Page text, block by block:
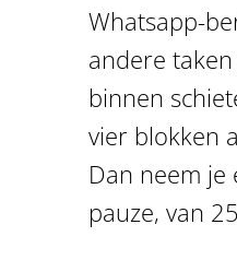
Whatsapp-
andere
binnen
vier blokken
Dan neem je
pauze, van